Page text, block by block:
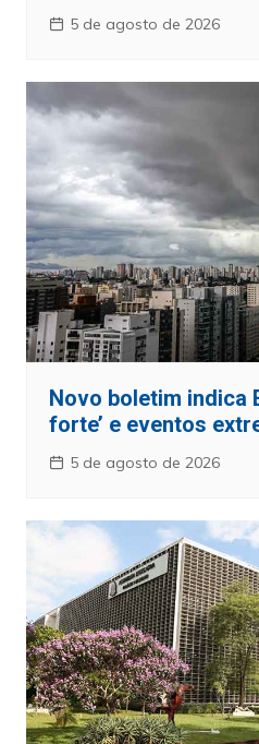
5 de agosto de 2026
Novo boletim indica
forte’ e eventos
5 de agosto de 2026